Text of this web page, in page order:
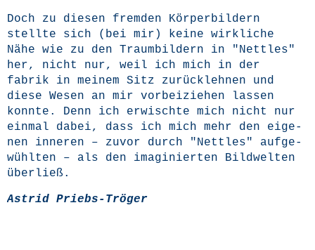
Doch zu die­sen frem­den Kör­per­bil­dern
stell­te sich (bei mir) kei­ne wirk­li­che
Nähe wie zu den Traum­bil­dern in "Nett­les"
her, nicht nur, weil ich mich in der
fabrik in mei­nem Sitz zurück­leh­nen und
die­se Wesen an mir vor­bei­zie­hen las­sen
konn­te. Denn ich erwisch­te mich nicht nur
ein­mal dabei, dass ich mich mehr den eige­
nen inne­ren – zuvor durch "Nett­les" auf­ge­
wühl­ten – als den ima­gi­nier­ten Bild­wel­ten
überließ.
Astrid Priebs-Trö­ger